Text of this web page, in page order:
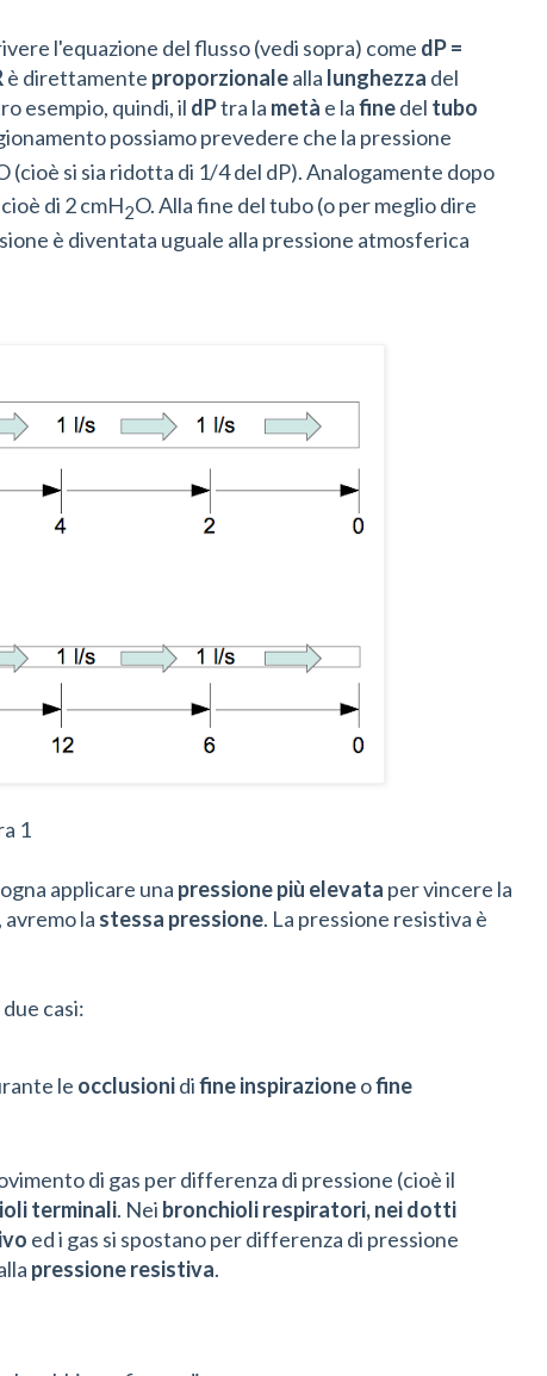
l'equazione del flusso (vedi sopra) come dP =
è direttamente proporzionalealla lunghezza del
esempio, quindi, il dPtra la metà e lafinedel tubo
possiamo prevedere che la pressione
(cioè si sia ridotta di 1/4 del dP). Analogamente dopo
di 2 cmH2O. Alla fine del tubo (o per meglio dire
è diventata uguale alla pressione atmosferica
1
applicare una pressionepiù elevata per vincere la
, avremo la stessa pressione. La pressione resistiva è
casi:
le occlusionidifineinspirazioneofine
di gas per differenza di pressione (cioè il
terminali. Nei bronchioli respiratori, nei dotti
ed i gas si spostano per differenza di pressione
pressione resistiva.